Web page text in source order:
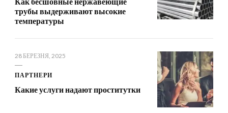
трубы выдерживают высокие
температуры
28 БЕРЕЗНЯ, 2025
ПАРТНЕРИ
Какие услуги надают проститутки